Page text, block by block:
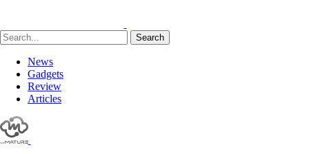
Search
News
Gadgets
Review
Articles